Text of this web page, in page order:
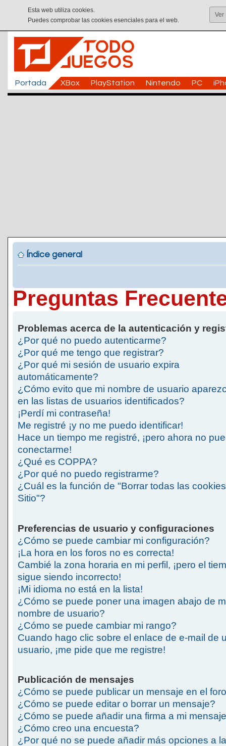
Esta web utiliza cookies.
Puedes comprobar las cookies esenciales para el web.
Ver
Portada XBox PlayStation Nintendo PC
Índice general
Preguntas
Problemas acerca de la autenticación y
¿Por qué no puedo autenticarme?
¿Por qué me tengo que registrar?
¿Por qué mi sesión de usuario expira
automáticamente?
¿Cómo evito que mi nombre de usuario
en las listas de usuarios identificados?
¡Perdí mi contraseña!
Me registré ¡y no me puedo identificar!
Hace un tiempo me registré, ¡pero ahora no
conectarme!
¿Qué es COPPA?
¿Por qué no puedo registrarme?
¿Cuál es la función de "Borrar todas las
Sitio"?
Preferencias de usuario y configuraciones
¿Cómo se puede cambiar mi configuración?
¡La hora en los foros no es correcta!
Cambié la zona horaria en mi perfil, ¡pero el
sigue siendo incorrecto!
¡Mi idioma no está en la lista!
¿Cómo se puede poner una imagen abajo de
nombre de usuario?
¿Cómo se puede cambiar mi rango?
Cuando hago clic sobre el enlace de e-mail de
usuario, ¡me pide que me registre!
Publicación de mensajes
¿Cómo se puede publicar un mensaje en el
¿Cómo se puede editar o borrar un mensaje?
¿Cómo se puede añadir una firma a mi
¿Cómo creo una encuesta?
¿Por qué no se puede añadir más opciones a la